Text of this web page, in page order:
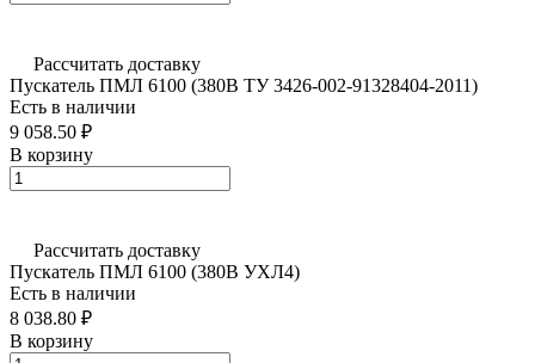
Рассчитать доставку
Пускатель ПМЛ 6100 (380В ТУ 3426-002-91328404-2011)
Есть в наличии
9 058.50 ₽
В корзину
Рассчитать доставку
Пускатель ПМЛ 6100 (380В УХЛ4)
Есть в наличии
8 038.80 ₽
В корзину